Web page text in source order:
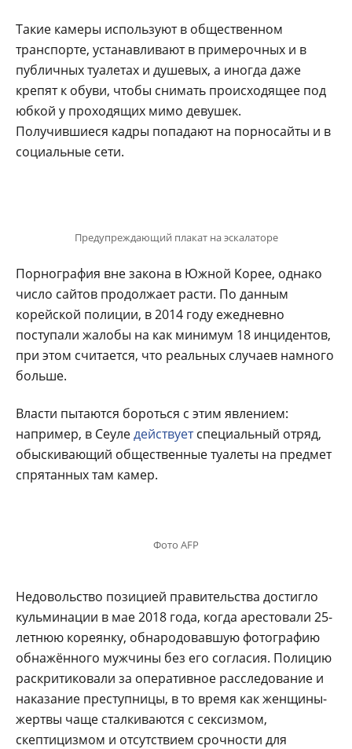
Такие камеры используют в общественном
транспорте, устанавливают в примерочных и в
публичных туалетах и душевых, а иногда даже
крепят к обуви, чтобы снимать происходящее под
юбкой у проходящих мимо девушек.
Получившиеся кадры попадают на порносайты и в
социальные сети.
Предупреждающий плакат на эскалаторе
Порнография вне закона в Южной Корее, однако
число сайтов продолжает расти. По данным
корейской полиции, в 2014 году ежедневно
поступали жалобы на как минимум 18 инцидентов,
при этом считается, что реальных случаев намного
больше.
Власти пытаются бороться с этим явлением:
например, в Сеуледействуетспециальный отряд,
обыскивающий общественные туалеты на предмет
спрятанных там камер.
Фото AFP
Недовольство позицией правительства достигло
кульминации в мае 2018 года, когда арестовали 25-
летнюю кореянку, обнародовавшую фотографию
обнажённого мужчины без его согласия. Полицию
раскритиковали за оперативное расследование и
наказание преступницы, в то время как женщины-
жертвы чаще сталкиваются с сексизмом,
скептицизмом и отсутствием срочности для